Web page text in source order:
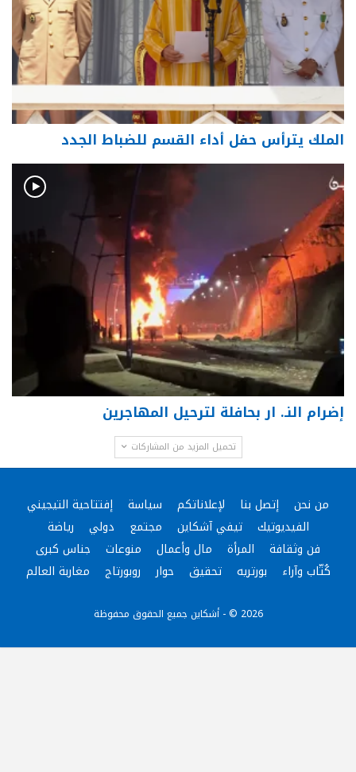
الملك يترأس حفل أداء القسم للضباط الجدد
إضرام النـ. ار بحافلة لترحيل المهاجرين
تحميل المزيد من المشاركات
من نحن إتصل بنا لإعلاناتكم سياسة
إفتتاحية التيجيني
الفيديوتيك
تيفي آشكاين مجتمع دولي
رياضة
فن وثقافة
المرأة مال وأعمال منوعات
جناس كبرى
كُتّاب وآراء
بورتريه تحقيق حوار روبورتاج مغاربة العالم
2026 © - أشكاين جميع الحقوق محفوظة